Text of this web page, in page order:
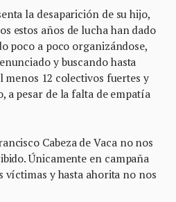
la desaparición de su hijo,
estos años de lucha han dado
poco a poco organizándose,
y buscando hasta
menos 12 colectivos fuertes y
a pesar de la falta de empatía
Cabeza de Vaca no nos
Únicamente en campaña
víctimas y hasta ahorita no nos